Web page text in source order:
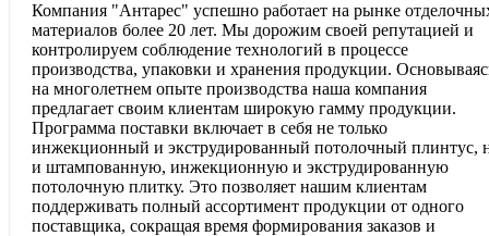
Компания "Антарес" успешно работает на рынке
материалов более 20 лет. Мы дорожим своей репутацией и
контролируем соблюдение технологий в процессе
производства, упаковки и хранения продукции.
на многолетнем опыте производства наша компания
предлагает своим клиентам широкую гамму продукции.
Программа поставки включает в себя не только
инжекционный и экструдированный потолочный плинтус,
и штампованную, инжекционную и экструдированную
потолочную плитку. Это позволяет нашим клиентам
поддерживать полный ассортимент продукции от одного
поставщика, сокращая время формирования заказов и